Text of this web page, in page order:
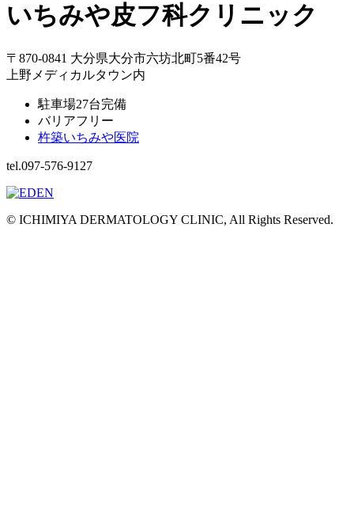
いちみや皮フ科クリニック
〒870-0841 大分県大分市六坊北町5番42号
上野メディカルタウン内
駐車場27台完備
バリアフリー
杵築いちみや医院
tel.097-576-9127
© ICHIMIYA DERMATOLOGY CLINIC, All Rights Reserved.